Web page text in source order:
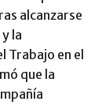
alcanzarse
la
Trabajo en el
que la